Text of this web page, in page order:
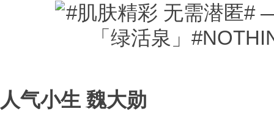
人气小生 魏大勋